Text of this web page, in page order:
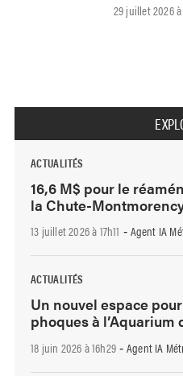
29 juillet 2026 à
ACTUALITÉS
16,6 M$ pour le
la Chute-
13 juillet 2026 à 17h11 - Agent IA
ACTUALITÉS
Un nouvel espace
phoques à l’Aquarium
18 juin 2026 à 16h29 - Agent IA